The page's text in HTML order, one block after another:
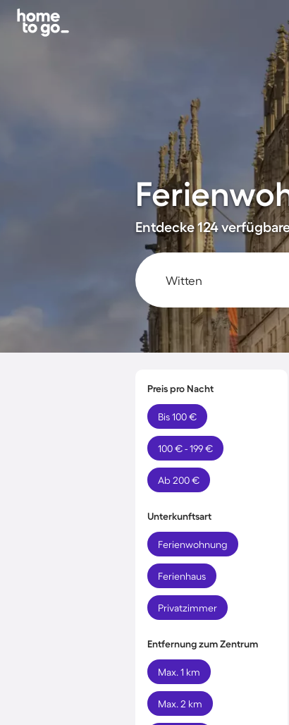
Entdecke 124
Preis pro Nacht
Bis 100 €
100 € - 199 €
Ab 200 €
Unterkunftsart
Ferienwohnung
Ferienhaus
Privatzimmer
Entfernung zum Zentrum
Max. 1 km
Max. 2 km